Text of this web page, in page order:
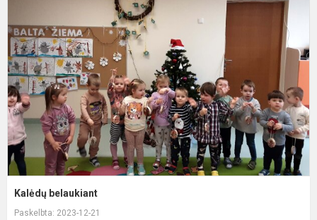
Kalėdų belaukiant
Paskelbta: 2023-12-21